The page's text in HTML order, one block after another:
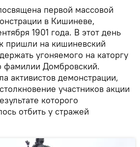
первой массовой
в Кишиневе,
1901 года. В этот день
пришли на кишиневский
угоняемого на каторгу
фамилии Домбровский.
активистов демонстрации,
участников акции
которого
отбить у стражей